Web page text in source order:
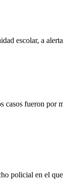
escolar, a
casos fueron por
policial en el